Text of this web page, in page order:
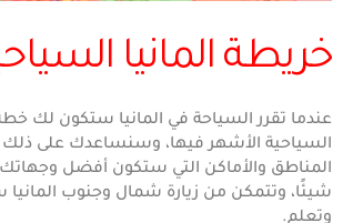
خريطة المانيا
عندما تقرر السياحة في المانيا ستكون لك خطة
السياحية الأشهر فيها، وسنساعدك على ذلك
المناطق والأماكن التي ستكون أفضل وجهاتك
شيئًا، وتتمكن من زيارة شمال وجنوب المانيا
وتعلم.